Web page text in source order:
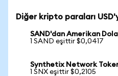
Diğer kripto paraları
SAND'dan Amerikan
1 SAND eşittir $0,0417
Synthetix Network
1 SNX eşittir $0,2105